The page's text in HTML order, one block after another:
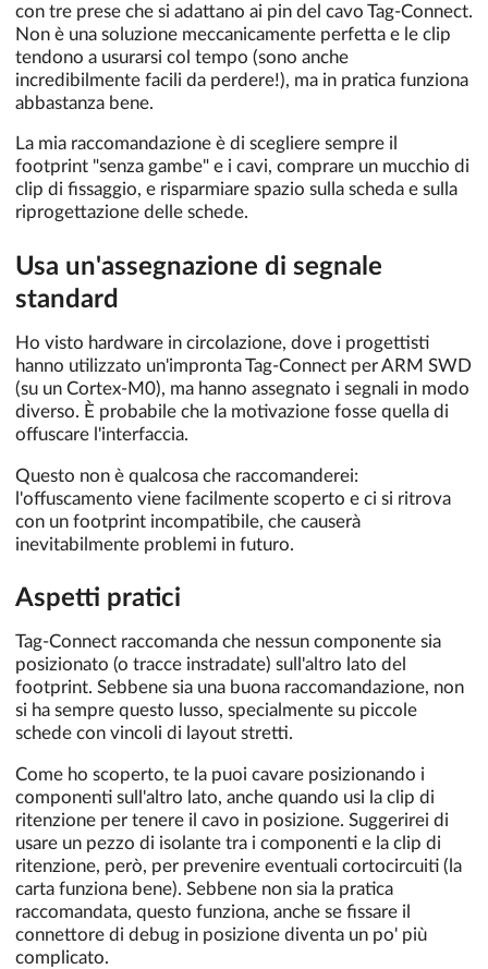
con tre prese che si adattano ai pin del cavo Tag-Connect.
Non è una soluzione meccanicamente perfetta e le clip
tendono a usurarsi col tempo (sono anche
incredibilmente facili da perdere!), ma in pratica funziona
abbastanza bene.
La mia raccomandazione è di scegliere sempre il
footprint "senza gambe" e i cavi, comprare un mucchio di
clip di fissaggio, e risparmiare spazio sulla scheda e sulla
riprogettazione delle schede.
Usa un'assegnazione di segnale
standard
Ho visto hardware in circolazione, dove i progettisti
hanno utilizzato un'impronta Tag-Connect per ARM SWD
(su un Cortex-M0), ma hanno assegnato i segnali in modo
diverso. È probabile che la motivazione fosse quella di
offuscare l'interfaccia.
Questo non è qualcosa che raccomanderei:
l'offuscamento viene facilmente scoperto e ci si ritrova
con un footprint incompatibile, che causerà
inevitabilmente problemi in futuro.
Aspetti pratici
Tag-Connect raccomanda che nessun componente sia
posizionato (o tracce instradate) sull'altro lato del
footprint. Sebbene sia una buona raccomandazione, non
si ha sempre questo lusso, specialmente su piccole
schede con vincoli di layout stretti.
Come ho scoperto, te la puoi cavare posizionando i
componenti sull'altro lato, anche quando usi la clip di
ritenzione per tenere il cavo in posizione. Suggerirei di
usare un pezzo di isolante tra i componenti e la clip di
ritenzione, però, per prevenire eventuali cortocircuiti (la
carta funziona bene). Sebbene non sia la pratica
raccomandata, questo funziona, anche se fissare il
connettore di debug in posizione diventa un po' più
complicato.